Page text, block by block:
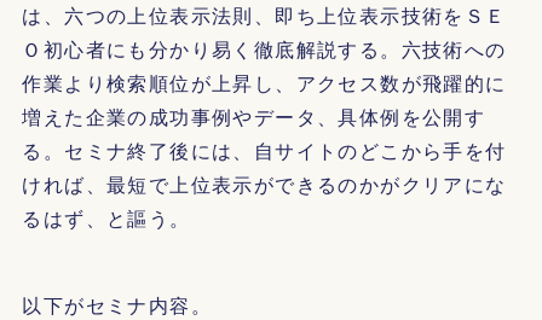
は、六つの上位表示法則、即ち上位表示技術をＳＥ
Ｏ初心者にも分かり易く徹底解説する。六技術への
作業より検索順位が上昇し、アクセス数が飛躍的に
増えた企業の成功事例やデータ、具体例を公開す
る。セミナ終了後には、自サイトのどこから手を付
ければ、最短で上位表示ができるのかがクリアにな
るはず、と謳う。
以下がセミナ内容。